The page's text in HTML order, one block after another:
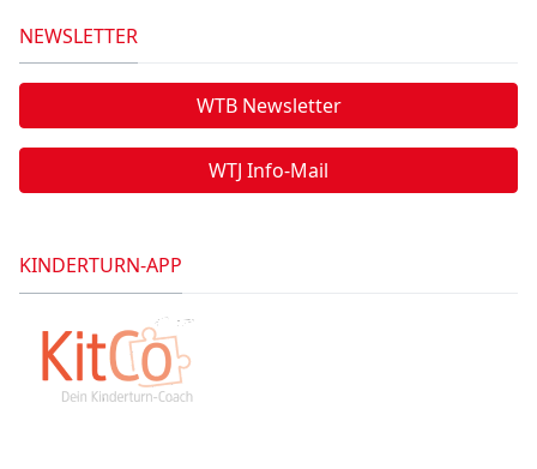
NEWSLETTER
WTB Newsletter
WTJ Info-Mail
KINDERTURN-APP